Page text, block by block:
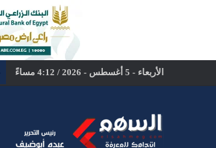
الأربعاء - 5 أغسطس - 2026 / 4:12 مساءً